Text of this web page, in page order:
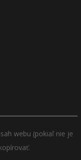
webu (pokiaľ nie je